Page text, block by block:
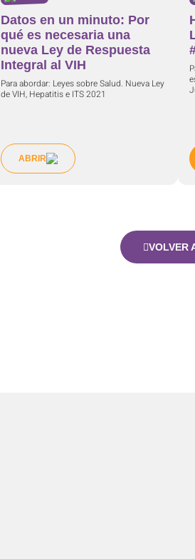
Datos en un minuto: Por
qué es necesaria una
nueva Ley de Respuesta
Integral al VIH
Para abordar: Leyes sobre Salud. Nueva Ley
de VIH, Hepatitis e ITS 2021
ABRIR
VOLVER